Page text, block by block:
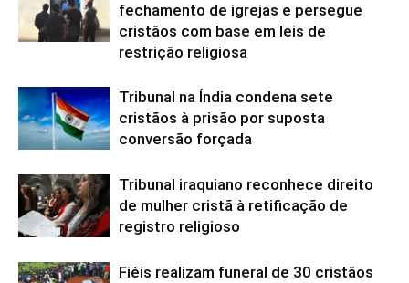
fechamento de igrejas e persegue
cristãos com base em leis de
restrição religiosa
Tribunal na Índia condena sete
cristãos à prisão por suposta
conversão forçada
Tribunal iraquiano reconhece direito
de mulher cristã à retificação de
registro religioso
Fiéis realizam funeral de 30 cristãos